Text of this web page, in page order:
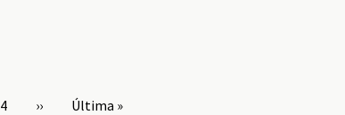
Page
4
Siguiente
››
Última
Última »